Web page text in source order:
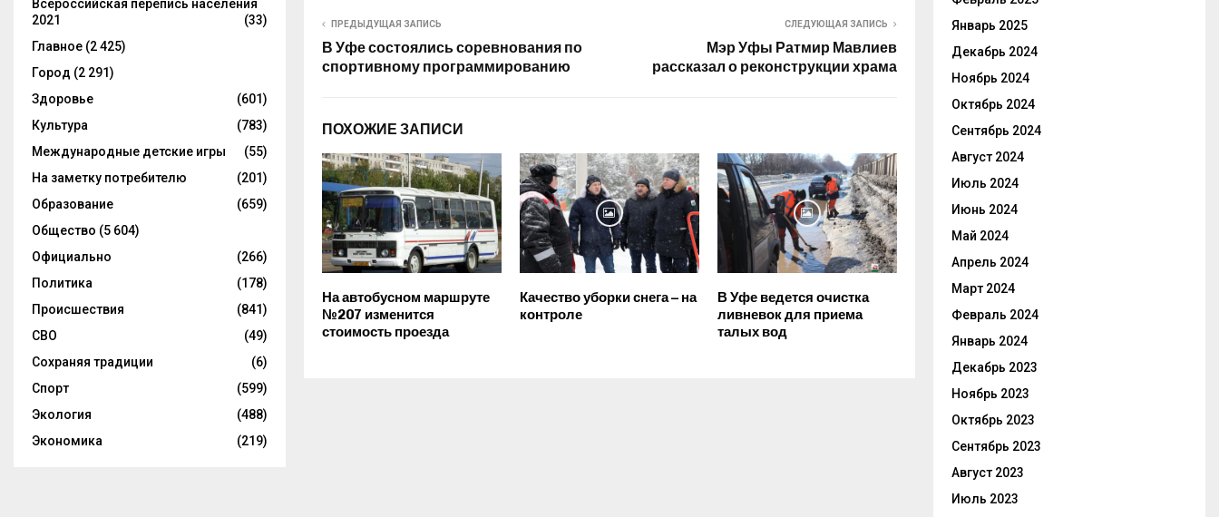
ПРЕДЫДУЩАЯ ЗАПИСЬ
В Уфе состоялись соревнования по
спортивному программированию
СЛЕДУЮЩАЯ ЗАПИСЬ
Мэр Уфы Ратмир Мавлиев
рассказал о реконструкции храма
ПОХОЖИЕ ЗАПИСИ
На автобусном маршруте
№207 изменится
стоимость проезда
Качество уборки снега – на
контроле
В Уфе ведется очистка
ливневок для приема
талых вод
Всероссийская перепись населения
2021
(33)
Главное (2 425)
Город (2 291)
Здоровье
(601)
Культура
(783)
Международные детские игры
(55)
На заметку потребителю
(201)
Образование
(659)
Общество (5 604)
Официально
(266)
Политика
(178)
Происшествия
(841)
СВО
(49)
Сохраняя традиции
(6)
Спорт
(599)
Экология
(488)
Экономика
(219)
Январь 2025
Декабрь 2024
Ноябрь 2024
Октябрь 2024
Сентябрь 2024
Август 2024
Июль 2024
Июнь 2024
Май 2024
Апрель 2024
Март 2024
Февраль 2024
Январь 2024
Декабрь 2023
Ноябрь 2023
Октябрь 2023
Сентябрь 2023
Август 2023
Июль 2023